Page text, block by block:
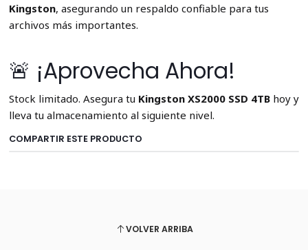
Kingston, asegurando un respaldo confiable para tus
archivos más importantes.
🚨 ¡Aprovecha Ahora!
Stock limitado. Asegura tu Kingston XS2000 SSD 4TBhoy y
lleva tu almacenamiento al siguiente nivel.
COMPARTIR ESTE PRODUCTO
VOLVER ARRIBA